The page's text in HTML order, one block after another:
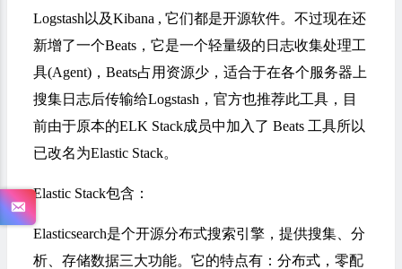
Logstash以及Kibana , 它们都是开源软件。不过现在还
新增了一个Beats，它是一个轻量级的日志收集处理工
具(Agent)，Beats占用资源少，适合于在各个服务器上
搜集日志后传输给Logstash，官方也推荐此工具，目
前由于原本的ELK Stack成员中加入了 Beats 工具所以
已改名为Elastic Stack。
Elastic Stack包含：
Elasticsearch是个开源分布式搜索引擎，提供搜集、分
析、存储数据三大功能。它的特点有：分布式，零配